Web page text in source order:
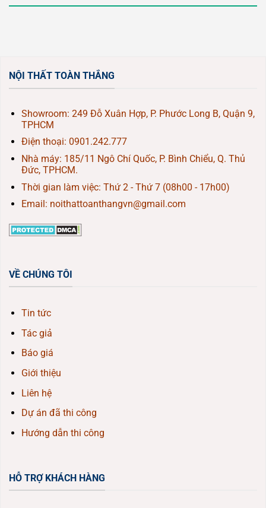
NỘI THẤT TOÀN THẮNG
Showroom: 249 Đỗ Xuân Hợp, P. Phước Long B, Quận 9,
TPHCM
Điện thoại: 0901.242.777
Nhà máy: 185/11 Ngô Chí Quốc, P. Bình Chiểu, Q. Thủ
Đức, TPHCM.
Thời gian làm việc: Thứ 2 - Thứ 7 (08h00 - 17h00)
Email: noithattoanthangvn@gmail.com
VỀ CHÚNG TÔI
Tin tức
Tác giả
Báo giá
Giới thiệu
Liên hệ
Dự án đã thi công
Hướng dẫn thi công
HỖ TRỢ KHÁCH HÀNG